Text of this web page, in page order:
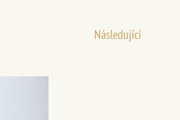
Následující